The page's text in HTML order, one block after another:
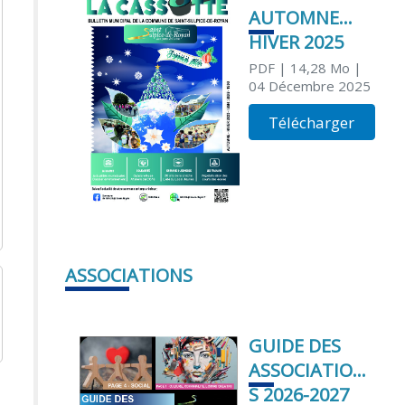
AUTOMNE
HIVER 2025
PDF| 14,28 Mo |
04 Décembre 2025
Télécharger
ASSOCIATIONS
GUIDE DES
ASSOCIATION
S 2026-2027